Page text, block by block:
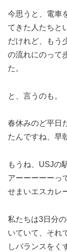
今思うと、電車
てきた人たちと
だけれど、もう
の流れにのって
た。
と、言うのも。
春休みのど平日
たんですね、早
もうね、USJの
アーーーーーっ
せまいエスカレ
私たちは3日分
いていて、それ
しバランスをく